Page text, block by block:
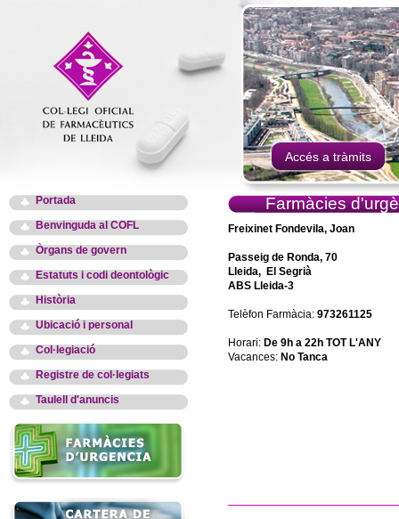
Accés a tràmits
Portada
Benvinguda al COFL
Òrgans de govern
Estatuts i codi deontològic
Història
Ubicació i personal
Col·legiació
Registre de col·legiats
Taulell d'anuncis
Farmàcies
Freixinet Fondevila, Joan
Passeig de Ronda, 70
Lleida, El Segrià
ABS Lleida-3
Telèfon Farmàcia: 973261125
Horari: De 9h a 22h TOT L'ANY
Vacances: No Tanca